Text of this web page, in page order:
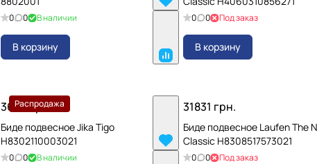
0 0 В наличии
В корзину
0 0 Под заказ
В корзину
Распродажа
3640 грн.
Биде подвесное Jika Tigo
H8302110003021
0 0 В наличии
31831 грн.
Биде подвесное Laufen The
Classic H8308517573021
0 0 Под заказ